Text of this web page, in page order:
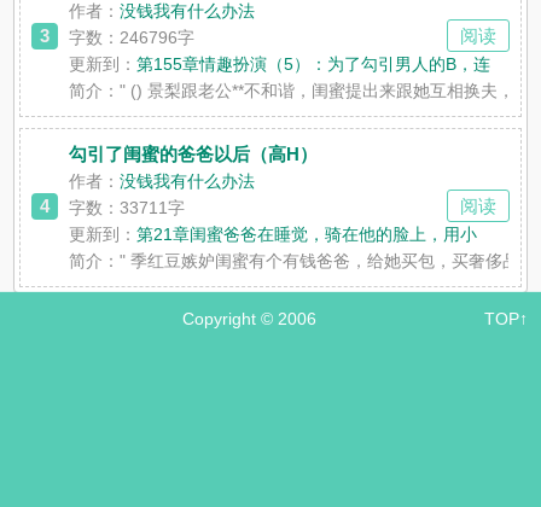
3
作者：没钱我有什么办法
字数：246796字
更新到：第155章情趣扮演（5）：为了勾引男人的B，连
简介：" () 景梨跟老公**不和谐，闺蜜提出来跟她互相换夫，
阅读
4
勾引了闺蜜的爸爸以后（高H）
作者：没钱我有什么办法
字数：33711字
更新到：第21章闺蜜爸爸在睡觉，骑在他的脸上，用小
简介：" 季红豆嫉妒闺蜜有个有钱爸爸，给她买包，买奢侈品
阅读
Copyright © 2006 TOP↑